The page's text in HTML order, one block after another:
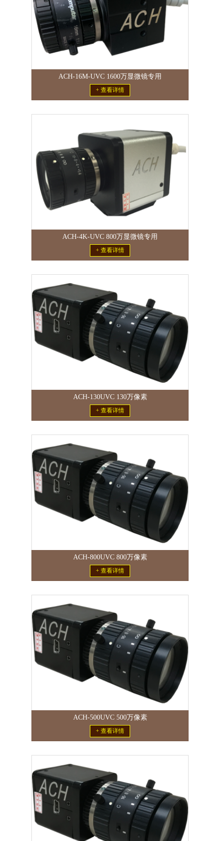
ACH-16M-UVC 1600万显微镜专用
+ 查看详情
ACH-4K-UVC 800万显微镜专用
+ 查看详情
ACH-130UVC 130万像素
+ 查看详情
ACH-800UVC 800万像素
+ 查看详情
ACH-500UVC 500万像素
+ 查看详情